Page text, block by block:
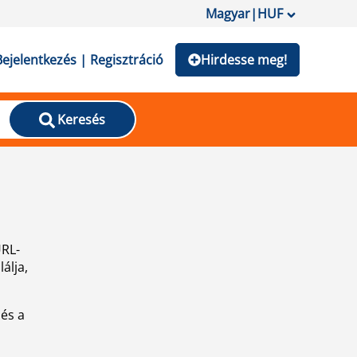
Magyar|HUF
| Regisztráció Hirdesse meg!
Keresés
a